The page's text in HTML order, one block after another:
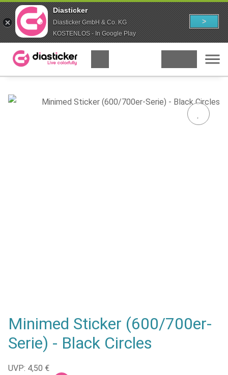
Diasticker
Diasticker GmbH & Co. KG
KOSTENLOS - In Google Play
>
Minimed Sticker (600/700er-
Serie) - Black Circles
UVP: 4,50 €